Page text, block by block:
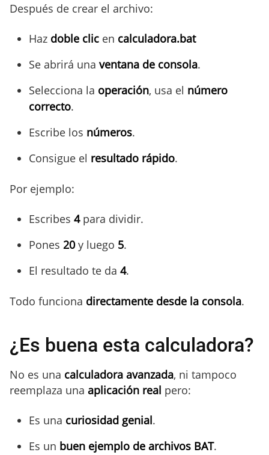
Después de crear el archivo:
Haz doble clic en calculadora.bat
Se abrirá una ventana de consola.
Selecciona la operación, usa el número
correcto.
Escribe los números.
Consigue el resultado rápido.
Por ejemplo:
Escribes 4para dividir.
Pones 20y luego 5.
El resultado te da 4.
Todo funciona directamente desde la consola.
¿Es buena esta calculadora?
No es una calculadora avanzada, ni tampoco
reemplaza una aplicación real pero:
Es una curiosidad genial.
Es un buen ejemplo de archivos BAT.